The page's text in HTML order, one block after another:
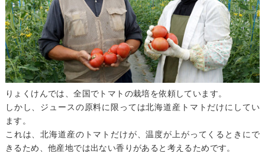
りょくけんでは、全国でトマトの栽培を依頼しています。
しかし、ジュースの原料に限っては北海道産トマトだけにしてい
ます。
これは、北海道産のトマトだけが、温度が上がってくるときにで
きるため、他産地では出ない香りがあると考えるためです。